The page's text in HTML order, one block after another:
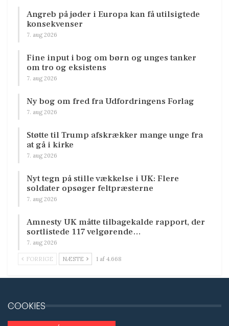
Angreb på jøder i Europa kan få utilsigtede
konsekvenser
7. aug 2026
Fine input i bog om børn og unges tanker
om tro og eksistens
7. aug 2026
Ny bog om fred fra Udfordringens Forlag
7. aug 2026
Støtte til Trump afskrækker mange unge fra
at gå i kirke
7. aug 2026
Nyt tegn på stille vækkelse i UK: Flere
soldater opsøger feltpræsterne
7. aug 2026
Amnesty UK måtte tilbagekalde rapport, der
sortlistede 117 velgørende…
7. aug 2026
FORRIGE NÆSTE 1 af 4.668
COOKIES